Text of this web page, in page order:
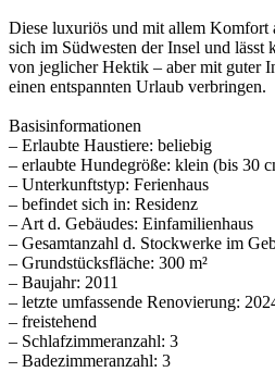
Diese luxuriös und mit allem Komfort
sich im Südwesten der Insel und lässt
von jeglicher Hektik – aber mit guter
einen entspannten Urlaub verbringen.
Basisinformationen
– Erlaubte Haustiere: beliebig
– erlaubte Hundegröße: klein (bis 30
– Unterkunftstyp: Ferienhaus
– befindet sich in: Residenz
– Art d. Gebäudes: Einfamilienhaus
– Gesamtanzahl d. Stockwerke im
– Grundstücksfläche: 300 m²
– Baujahr: 2011
– letzte umfassende Renovierung:
– freistehend
– Schlafzimmeranzahl: 3
– Badezimmeranzahl: 3